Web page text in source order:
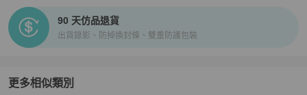
90 天仿品退貨
出貨錄影、防掉換封條、雙重防護包裝
更多相似類別